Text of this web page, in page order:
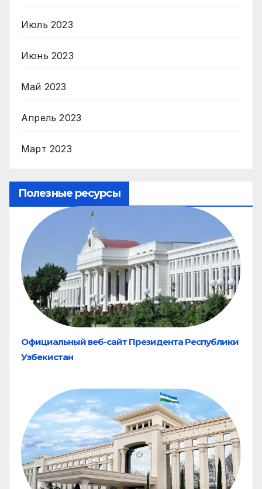
Июль 2023
Июнь 2023
Май 2023
Апрель 2023
Март 2023
Полезные ресурсы
Официальный веб-сайт Президента Республики
Узбекистан